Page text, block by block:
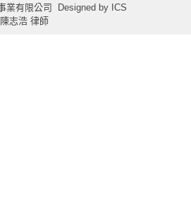
業有限公司
Designed by ICS
志浩 律師